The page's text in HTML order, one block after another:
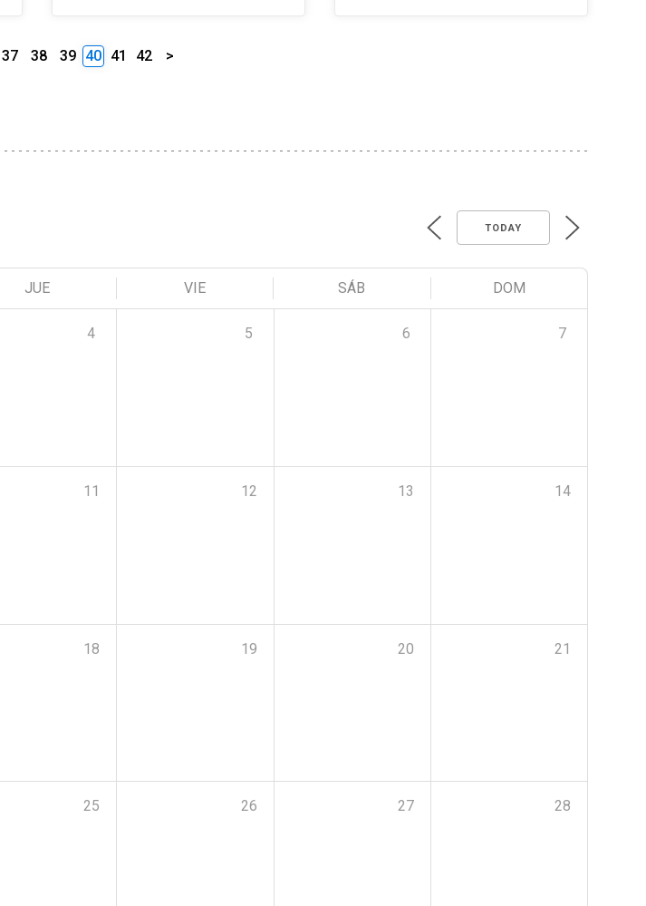
37 38 39 40 41 42 >
TODAY
JUE VIE SÁB DOM
4 5 6 7
11 12 13 14
18 19 20 21
25 26 27 28